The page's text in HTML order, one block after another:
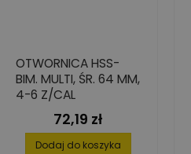
OTWORNICA HSS-
BIM. MULTI, ŚR. 64 MM,
4-6 Z/CAL
Cena
72,19 zł
Dodaj do koszyka